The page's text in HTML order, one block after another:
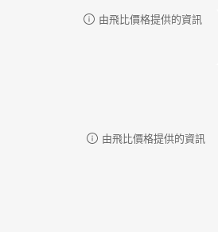
由飛比價格提供的資訊
由飛比價格提供的資訊